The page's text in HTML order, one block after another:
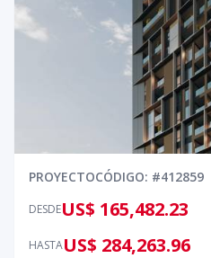
PROYECTOCÓDIGO: #412859
DESDEUS$ 165,482.23
HASTAUS$ 284,263.96